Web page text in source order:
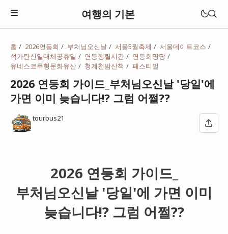
여행의 기본
일본
홈 2026연등회 부처님오신날 서울5월축제
서울데이트코스
석가탄신일대체공휴일
연등행렬시간
연등회명당
유네스코무형문화유산
청계천밤산책 페스티벌
2026 연등회 가이드_부처님오신날 '당일'에
가면 이미 늦습니다!? 그럼 어쩔??
tourbus21
2026 연등회 가이드_
부처님오신날 '당일'에 가면 이미
늦습니다!? 그럼 어쩔??